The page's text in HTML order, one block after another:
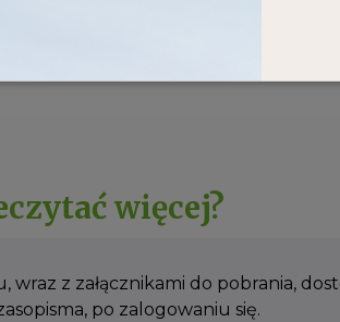
więcej?
wraz z załącznikami do pobrania,
po zalogowaniu się.